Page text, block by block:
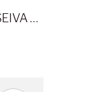
PREMIX MICRO VACAS SEIVA 25kg